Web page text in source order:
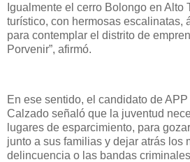
Igualmente el cerro Bolongo en Alto
turístico, con hermosas escalinatas,
para contemplar el distrito de
Porvenir”, afirmó.
En ese sentido, el candidato de
Calzado señaló que la juventud
lugares de esparcimiento, para
junto a sus familias y dejar atrás los
delincuencia o las bandas